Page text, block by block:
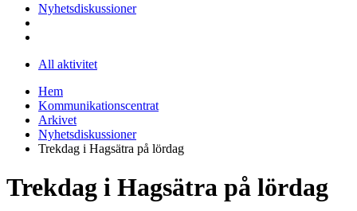
Nyhetsdiskussioner
All aktivitet
Hem
Kommunikationscentrat
Arkivet
Nyhetsdiskussioner
Trekdag i Hagsätra på lördag
Trekdag i Hagsätra på lördag